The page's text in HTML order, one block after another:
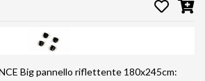
Big pannello riflettente 180x245cm: